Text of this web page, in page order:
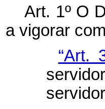
Art. 1º O
a vigorar
“Art.